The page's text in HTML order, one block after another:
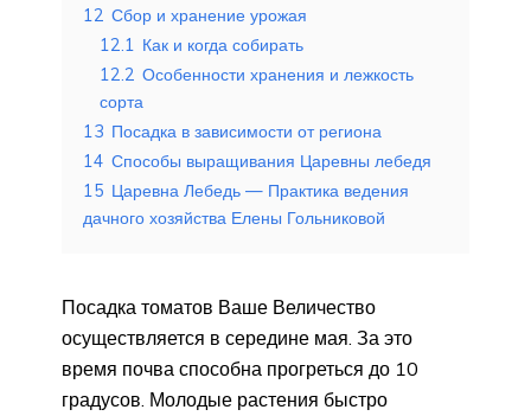
12 Сбор и хранение урожая
12.1 Как и когда собирать
12.2 Особенности хранения и лежкость
сорта
13 Посадка в зависимости от региона
14 Способы выращивания Царевны лебедя
15 Царевна Лебедь — Практика ведения
дачного хозяйства Елены Гольниковой
Посадка томатов Ваше Величество
осуществляется в середине мая. За это
время почва способна прогреться до 10
градусов. Молодые растения быстро